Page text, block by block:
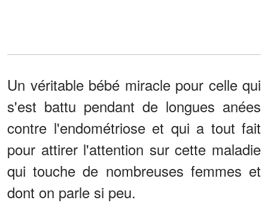
Un véritable bébé miracle pour celle qui
s'est battu pendant de longues anées
contre l'endométriose et qui a tout fait
pour attirer l'attention sur cette maladie
qui touche de nombreuses femmes et
dont on parle si peu.